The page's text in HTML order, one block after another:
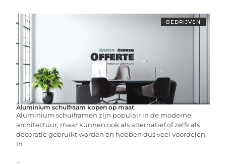
BEDRIJVEN
Aluminium schuifraam kopen op maat
Aluminium schuiframen zijn populair in de moderne
architectuur, maar kunnen ook als alternatief of zelfs als
decoratie gebruikt worden en hebben dus veel voordelen.
In
...